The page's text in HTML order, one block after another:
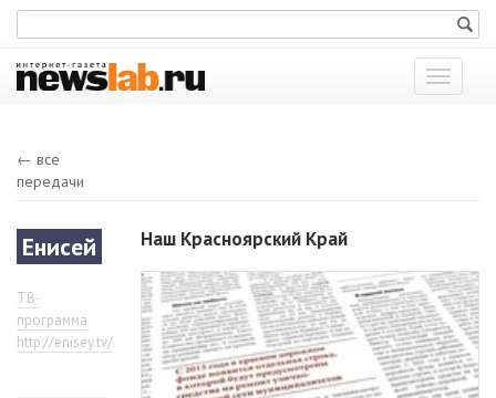
Показать
меню
← все
передачи
Енисей
ТВ-
программа
http://enisey.tv/
Наш Красноярский Край